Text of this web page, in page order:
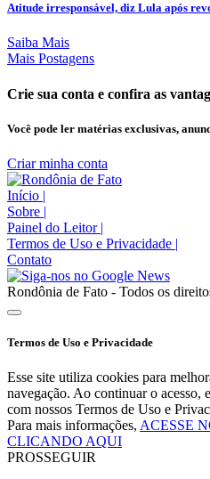
Atitude irresponsável, diz Lula após
Saiba Mais
Mais Postagens
Crie sua conta e confira as
Você pode ler matérias exclusivas,
Criar minha conta
Início |
Sobre |
Painel do Leitor |
Termos de Uso e Privacidade |
Contato
Rondônia de Fato - Todos os
Termos de Uso e Privacidade
Esse site utiliza cookies para
navegação. Ao continuar o acesso,
com nossos Termos de Uso e
Para mais informações, ACESSE
CLICANDO AQUI
PROSSEGUIR